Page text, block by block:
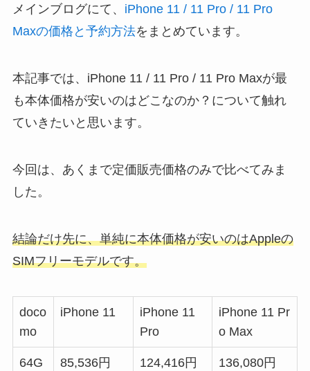
メインブログにて、 iPhone 11 / 11 Pro / 11 Pro
Maxの価格と予約方法をまとめています。
本記事では、iPhone 11 / 11 Pro / 11 Pro Maxが最
も本体価格が安いのはどこなのか？について触れ
ていきたいと思います。
今回は、あくまで定価販売価格のみで比べてみま
した。
結論だけ先に、単純に本体価格が安いのはAppleの
SIMフリーモデルです。
doco
mo
iPhone 11
iPhone 11
Pro
iPhone 11 Pr
o Max
64G
85,536円
124,416円
136,080円